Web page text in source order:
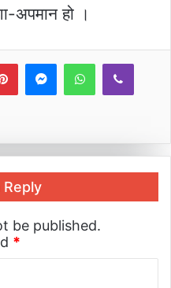
अपमान हो ।
PinterestMessenger
WhatsApp
Viber
Reply
be published.
*